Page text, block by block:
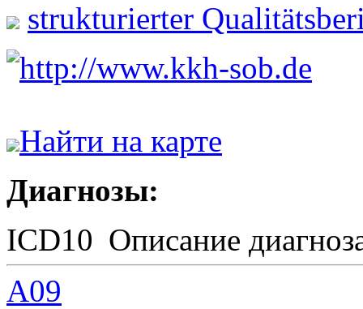
strukturierter
http://www.kkh-sob.de
Найти на карте
Диагнозы:
ICD10 Описание
A09